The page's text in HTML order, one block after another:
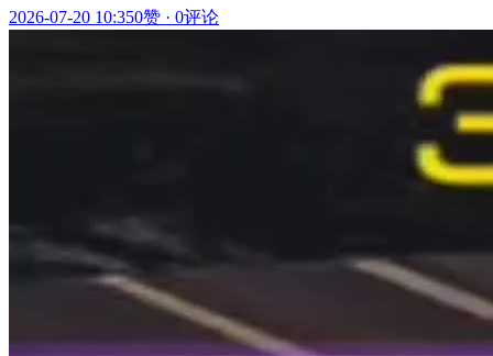
2026-07-20 10:350赞 · 0评论